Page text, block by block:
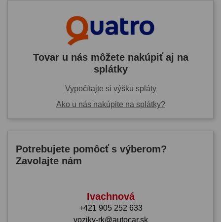
Tovar u nás môžete nakúpiť aj na
splátky
Vypočítajte si výšku spláty
Ako u nás nakúpite na splátky?
Potrebujete pomôcť s výberom?
Zavolajte nám
Ivachnová
+421 905 252 633
voziky-rk@autocar.sk